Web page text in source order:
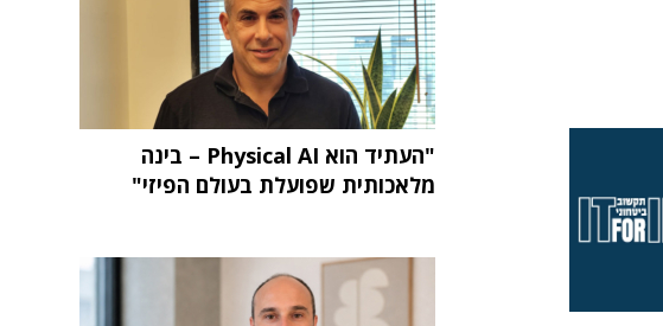
"העתיד הוא Physical AI – בינה
מלאכותית שפועלת בעולם הפיזי"